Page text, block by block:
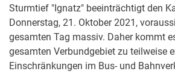
Sturmtief "Ignatz" beeinträchtigt den
Donnerstag, 21. Oktober 2021,
gesamten Tag massiv. Daher kommt
gesamten Verbundgebiet zu teilweise
Einschränkungen im Bus- und